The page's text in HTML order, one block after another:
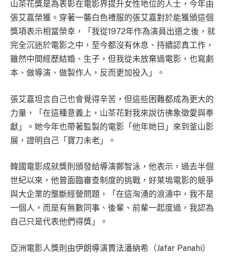
山茶花獎是為表彰在電影界提升女性地位的人士，今年由
張艾嘉榮獲。穿著一襲白色禮服的張艾嘉對於能獲頒這個
獎項表示相當榮幸，「我從1972年作為演員出道之後，就
完全沉迷於電影之中，至今都沒有休息、持續認真工作，
雖然中間經歷結婚、生子，但我從未放棄過電影，也寫劇
本、做導演、做製作人，反而更加投入」。
張艾嘉坦言自己也會覺得辛苦，但這些困難都成為更大的
力量，「在這種意義上，山茶花對我來說彷彿象徵愛與奉
獻」。她今年也帶著監製的電影「他年她日」來到釜山影
展，證明自己「寶刀未老」。
韓國電影成就獎則頒發給導演鄭智泳，他表示，過去半個
世紀以來，他曾面臨審查制度的挑戰，好萊塢電影的競爭
與大企業的壟斷經營問題，「在這洶湧的浪濤中，我不是
一個人，而是有無數同事、後輩、前輩一起度過，我認為
自己只是代表他們得獎」。
亞洲電影人獎則由伊朗導演賈法潘納希（Jafar Panahi）